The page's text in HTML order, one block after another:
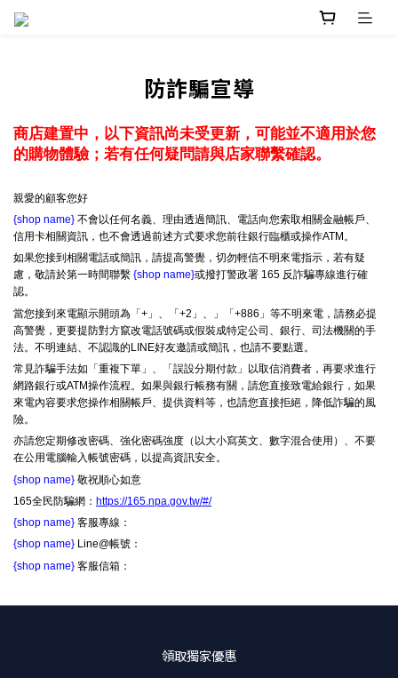
防詐騙宣導
商店建置中，以下資訊尚未受更新，可能並不適用於您
的購物體驗；若有任何疑問請與店家聯繫確認。
親愛的顧客您好
{shop name} 不會以任何名義、理由透過簡訊、電話向您索取相關金融帳戶、
信用卡相關資訊，也不會透過前述方式要求您前往銀行臨櫃或操作ATM。
如果您接到相關電話或簡訊，請提高警覺，切勿輕信不明來電指示，若有疑
慮，敬請於第一時間聯繫 {shop name}或撥打警政署 165 反詐騙專線進行確
認。
當您接到來電顯示開頭為「+」、「+2」、」「+886」等不明來電，請務必提
高警覺，更要提防對方竄改電話號碼或假裝成特定公司、銀行、司法機關的手
法。不明連結、不認識的LINE好友邀請或簡訊，也請不要點選。
常見詐騙手法如「重複下單」、「誤設分期付款」以取信消費者，再要求進行
網路銀行或ATM操作流程。如果與銀行帳務有關，請您直接致電給銀行，如果
來電內容要求您操作相關帳戶、提供資料等，也請您直接拒絕，降低詐騙的風
險。
亦請您定期修改密碼、強化密碼強度（以大小寫英文、數字混合使用）、不要
在公用電腦輸入帳號密碼，以提高資訊安全。
{shop name} 敬祝順心如意
165全民防騙網： https://165.npa.gov.tw/#/
{shop name} 客服專線：
{shop name} Line@帳號：
{shop name} 客服信箱：
領取獨家優惠